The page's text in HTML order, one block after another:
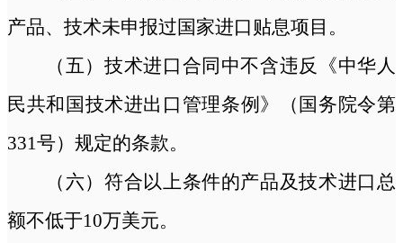
产品、技术未申报过国家进口贴息项目。
（五）技术进口合同中不含违反《中华人
民共和国技术进出口管理条例》（国务院令第
331号）规定的条款。
（六）符合以上条件的产品及技术进口总
额不低于10万美元。